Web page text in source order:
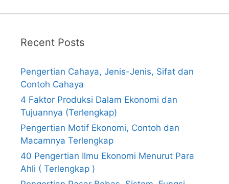
Recent Posts
Pengertian Cahaya, Jenis-Jenis, Sifat dan
Contoh Cahaya
4 Faktor Produksi Dalam Ekonomi dan
Tujuannya (Terlengkap)
Pengertian Motif Ekonomi, Contoh dan
Macamnya Terlengkap
40 Pengertian Ilmu Ekonomi Menurut Para
Ahli ( Terlengkap )